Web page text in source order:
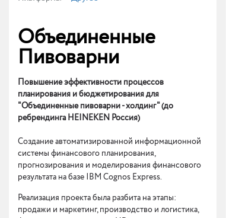
Объединенные
Пивоварни
Повышение эффективности процессов
планирования и бюджетирования для
"Объединенные пивоварни - холдинг" (до
ребрендинга HEINEKEN Россия)
Создание автоматизированной информационной
системы финансового планирования,
прогнозирования и моделирования финансового
результата на базе IBM Cognos Express.
Реализация проекта была разбита на этапы:
продажи и маркетинг, производство и логистика,